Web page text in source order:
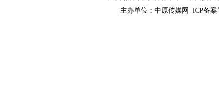
主办单位： 中原传媒网 ICP备案